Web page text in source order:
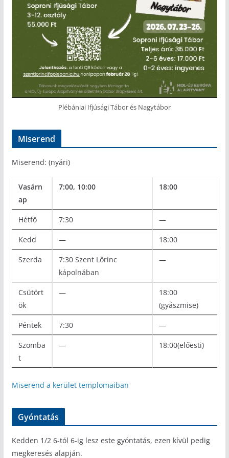
Plébániai Ifjúsági Tábor és Nagytábor
Miserend
Miserend: (nyári)
Vasárn
ap
7:00, 10:00 18:00
Hétfő 7:30 —
Kedd — 18:00
Szerda
7:30 Szent Lőrinc
kápolnában
—
Csütört
ök
—
18:00
(gyászmise)
Péntek 7:30 —
Szomba
t
— 18:00(előesti)
Miserend a kerület templomaiban
Gyóntatás
Kedden 1/2 6-tól 6-ig lesz este gyóntatás, ezen kívül pedig
megkeresés alapján.